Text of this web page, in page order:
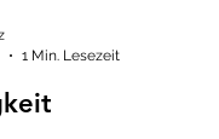
1 Min. Lesezeit